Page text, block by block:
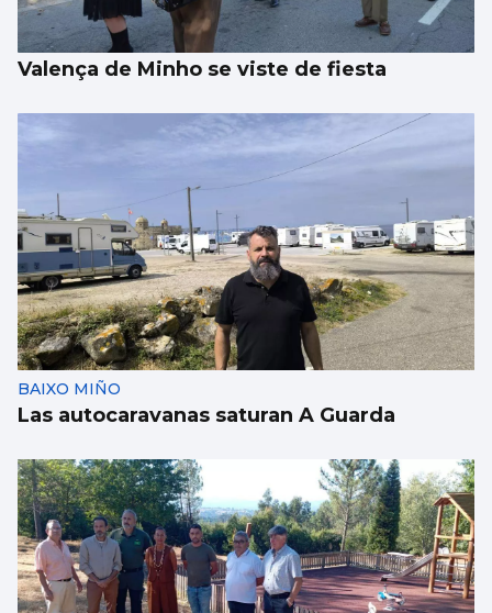
Valença de Minho se viste de fiesta
BAIXO MIÑO
Las autocaravanas saturan A Guarda